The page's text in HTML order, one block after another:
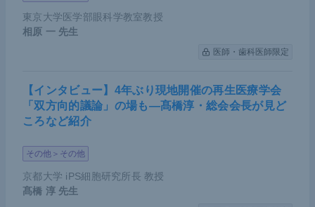
東京大学医学部眼科学教室教授
相原 一 先生
医師・歯科医師限定
【インタビュー】4年ぶり現地開催の再生医療学会
「双方向的議論」の場も―髙橋淳・総会会長が見ど
ころなど紹介
その他＞その他
京都大学 iPS細胞研究所長 教授
髙橋 淳 先生